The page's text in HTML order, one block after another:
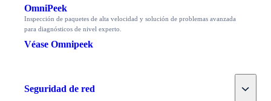
OmniPeek
Inspección de paquetes de alta velocidad y solución de problemas avanzada
para diagnósticos de nivel experto.
Véase Omnipeek
Seguridad de red Toggle